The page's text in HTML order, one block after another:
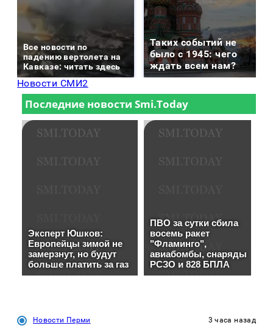
Все новости по
падению вертолета на
Кавказе: читать здесь
Таких событий не
было с 1945: чего
ждать всем нам?
Новости СМИ2
Новости Перми 3 часа назад